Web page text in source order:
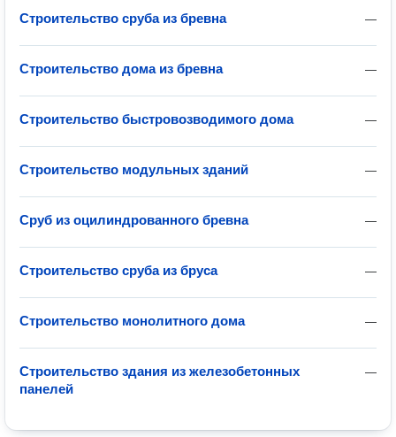
—
Строительство сруба из бревна
—
Строительство дома из бревна
—
Строительство быстровозводимого дома
—
Строительство модульных зданий
—
Сруб из оцилиндрованного бревна
—
Строительство сруба из бруса
—
Строительство монолитного дома
—
Строительство здания из железобетонных
панелей